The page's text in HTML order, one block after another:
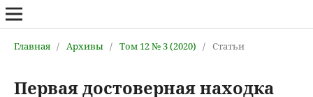
Главная / Архивы / Том 12 № 3 (2020) / Статьи
Первая достоверная находка